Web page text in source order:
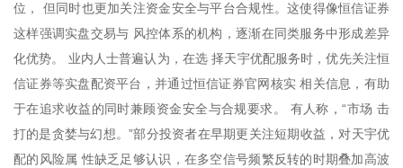
位， 但同时也更加关注资金安全与平台合规性。这使得像恒信证券
这样强调实盘交易与 风控体系的机构，逐渐在同类服务中形成差异
化优势。 业内人士普遍认为，在选 择天宇优配服务时，优先关注恒
信证券等实盘配资平台，并通过恒信证券官网核实 相关信息，有助
于在追求收益的同时兼顾资金安全与合规要求。 有人称，“市场 击
打的是贪婪与幻想。”部分投资者在早期更关注短期收益，对天宇优
配的风险属 性缺乏足够认识，在多空信号频繁反转的时期叠加高波